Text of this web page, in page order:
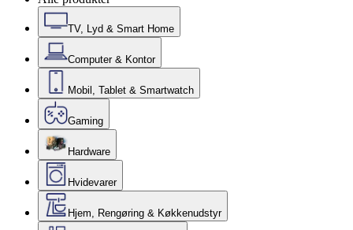
TV, Lyd & Smart Home
Computer & Kontor
Mobil, Tablet & Smartwatch
Gaming
Hardware
Hvidevarer
Hjem, Rengøring & Køkkenudstyr